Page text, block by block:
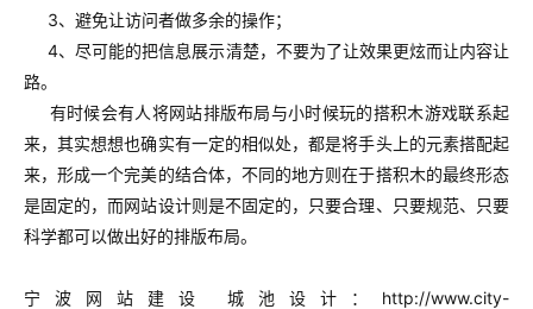
3、避免让访问者做多余的操作；
4、尽可能的把信息展示清楚，不要为了让效果更炫而让内容让
路。
有时候会有人将网站排版布局与小时候玩的搭积木游戏联系起
来，其实想想也确实有一定的相似处，都是将手头上的元素搭配起
来，形成一个完美的结合体，不同的地方则在于搭积木的最终形态
是固定的，而网站设计则是不固定的，只要合理、只要规范、只要
科学都可以做出好的排版布局。
宁波网站建设 城池设计： http://www.city-